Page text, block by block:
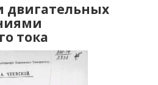
двигательных
тока